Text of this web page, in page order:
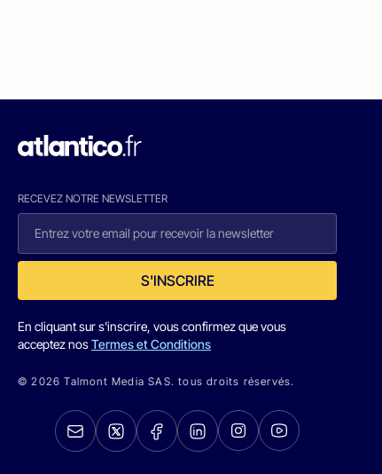
RECEVEZ NOTRE NEWSLETTER
S'INSCRIRE
En cliquant sur s'inscrire, vous confirmez que vous
acceptez nosTermes et Conditions
© 2026 Talmont Media SAS. tous droits réservés.